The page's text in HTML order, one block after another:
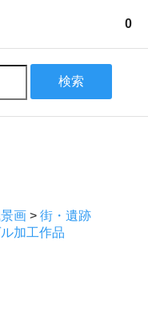
0
検索
画 > 街・遺跡
加工作品